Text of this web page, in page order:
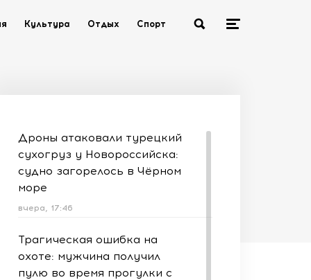
Культура Отдых Спорт
Дроны атаковали турецкий
сухогруз у Новороссийска:
судно загорелось в Чёрном
море
вчера, 17:46
Трагическая ошибка на
охоте: мужчина получил
пулю во время прогулки с